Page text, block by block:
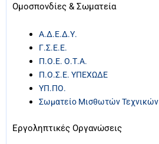
Ομοσπονδίες & Σωματεία
Α.Δ.Ε.Δ.Υ.
Γ.Σ.Ε.Ε.
Π.Ο.Ε. Ο.Τ.Α.
Π.Ο.Σ.Ε. ΥΠΕΧΩΔΕ
ΥΠ.ΠΟ.
Σωματείο Μισθωτών Τεχνικών
Εργοληπτικές Οργανώσεις